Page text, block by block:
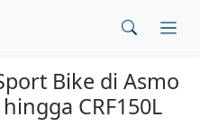
Bike di Asmo
CRF150L